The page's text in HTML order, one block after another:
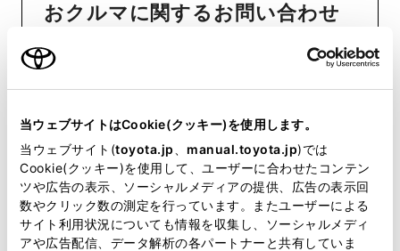
当ウェブサイトはCookie(クッキー)を使用します。
当ウェブサイト(toyota.jp manual.toyota.jp)では
Cookie(クッキー)を使用して、ユーザーに合わせたコンテン
ツや広告の表示、ソーシャルメディアの提供、広告の表示回
数やクリック数の測定を行っています。またユーザーによる
サイト利用状況についても情報を収集し、ソーシャルメディ
アや広告配信、データ解析の各パートナーと共有していま
おクルマに関するお問い合わせ
は、自動車検査証（車検証）をご
用意いただくとスムーズな対応
リコール等情報はこちら